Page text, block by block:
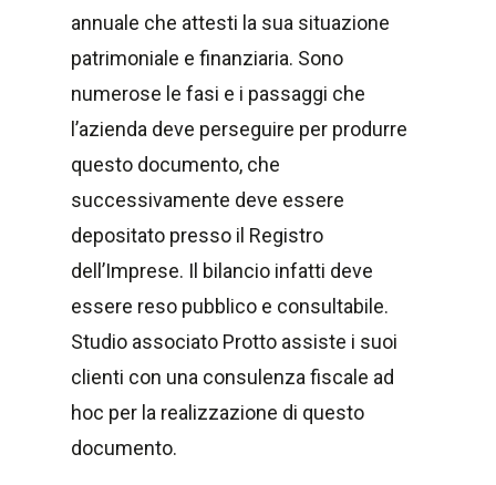
annuale che attesti la sua situazione
patrimoniale e finanziaria. Sono
numerose le fasi e i passaggi che
l’azienda deve perseguire per produrre
questo documento, che
successivamente deve essere
depositato presso il Registro
dell’Imprese. Il bilancio infatti deve
essere reso pubblico e consultabile.
Studio associato Protto assiste i suoi
clienti con una consulenza fiscale ad
hoc per la realizzazione di questo
documento.